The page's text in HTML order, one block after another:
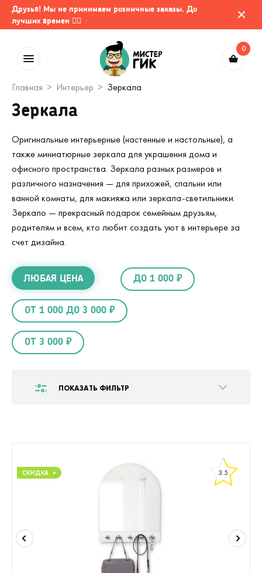
Друзья! Мы не принимаем розничные заказы. До
лучших времен 🤷‍♂️
0
Главная Интерьер Зеркала
Зеркала
Оригинальные интерьерные (настенные и настольные), а
также миниатюрные зеркала для украшения дома и
офисного пространства. Зеркала разных размеров и
различного назначения — для прихожей, спальни или
ванной комнаты, для макияжа или зеркала-светильники.
Зеркало — прекрасный подарок семейным друзьям,
родителям и всем, кто любит создать уют в интерьере за
счет дизайна.
ЛЮБАЯ ЦЕНА ДО 1 000 ₽
ОТ 1 000 ДО 3 000 ₽
ОТ 3 000 ₽
ПОКАЗАТЬ ФИЛЬТР
3.5